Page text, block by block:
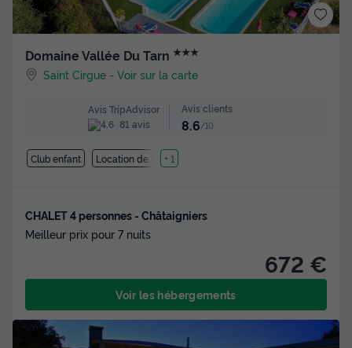
Domaine Vallée Du Tarn ★★★
Saint Cirgue -Voir sur la carte
Avis TripAdvisor
81 avis
Avis clients
8.6/10
Club enfant Location de vélos
+ 1
CHALET 4 personnes - Châtaigniers
Meilleur prix pour 7 nuits
672 €
Voir les hébergements